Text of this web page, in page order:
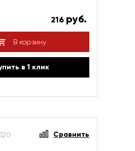
216 руб.
В корзину
в 1 клик
Сравнить